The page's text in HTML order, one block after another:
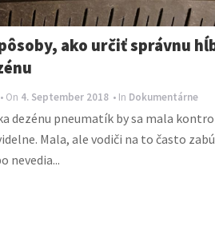
ako určiť správnu
• On 4. September 2018 • In Dokumentárne
dezénu pneumatík by sa mala
Mala, ale vodiči na to často
nevedia...